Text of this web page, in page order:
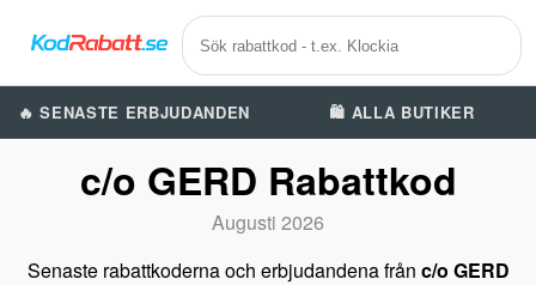
🔥 SENASTE ERBJUDANDEN 🛍️ ALLA BUTIKER
c/o GERD Rabattkod
Augusti 2026
Senaste rabattkoderna och erbjudandena från c/o GERD